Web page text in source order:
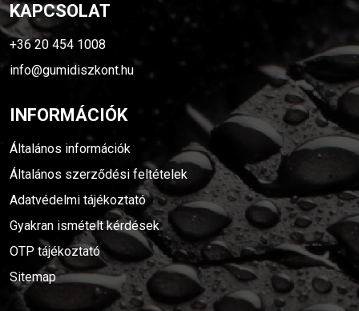
KAPCSOLAT
+36 20 454 1008
info@gumidiszkont.hu
INFORMÁCIÓK
Általános információk
Általános szerződési feltételek
Adatvédelmi tájékoztató
Gyakran ismételt kérdések
OTP tájékoztató
Sitemap